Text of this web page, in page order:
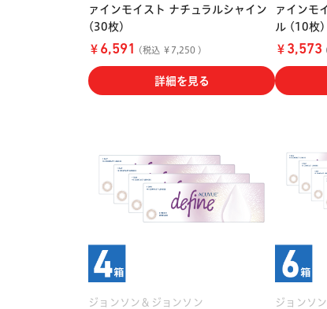
ァインモイスト ナチュラルシャイン
(30枚)
￥ 6,591 (税込 ￥7,250 )
詳細を見る
ァインモ
ル (10枚)
￥ 3,573
ジョンソン＆ジョンソン ジョンソ